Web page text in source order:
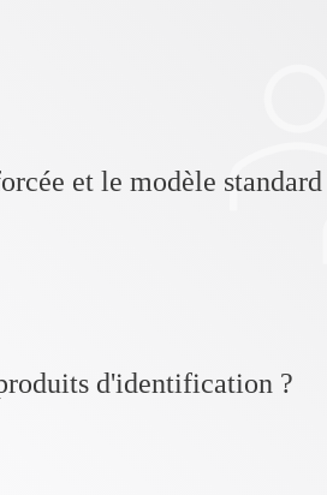
et le modèle standard
d'identification ?